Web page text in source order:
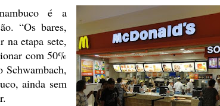
é a
“Os bares,
naetapa sete,
com 50%
Schwambach,
ainda sem